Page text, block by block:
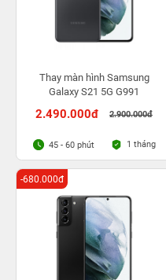
Thay màn hình Samsung
Galaxy S21 5G G991
2.490.000đ 2.900.000đ
45 - 60 phút 1 tháng
-680.000đ